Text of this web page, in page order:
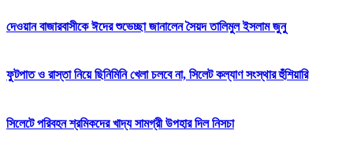
দেওয়ান বাজারবাসীকে ঈদের শুভেচ্ছা জানালেন সৈয়দ তালিমুল ইসলাম জুনু
ফুটপাত ও রাস্তা নিয়ে ছিনিমিনি খেলা চলবে না, সিলেট কল্যাণ সংস্থার হুঁশিয়ারি
সিলেটে পরিবহন শ্রমিকদের খাদ্য সামগ্রী উপহার দিল নিসচা